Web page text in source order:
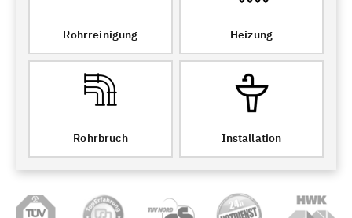
Rohrreinigung Heizung
Rohrbruch Installation